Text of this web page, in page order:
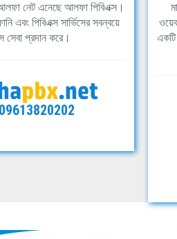
নেট এনেছে আলফা পিবিএক্স।
এবং পিবিএক্স সার্ভিসের সবন্বয়ে
সেবা প্রদান করে।